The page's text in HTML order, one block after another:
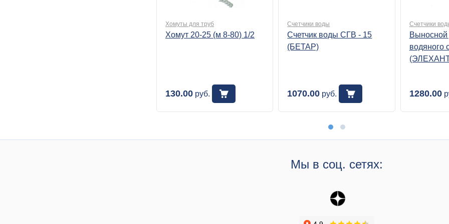
Хомуты для труб
Хомут 20-25 (м 8-80) 1/2
130.00 руб.
Счетчики воды
Счетчик воды СГВ - 15
(БЕТАР)
1070.00 руб.
Счетчики
Выносной
водяного
1280.00
Мы в соц. сетях: